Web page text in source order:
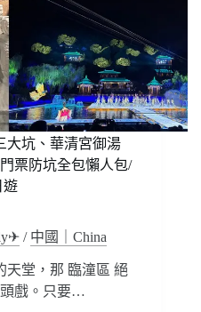
大坑、華清宮御湯
票防坑全包懶人包/
遊
/ 中國｜China
天堂，那 臨潼區 絕
戲。只要…